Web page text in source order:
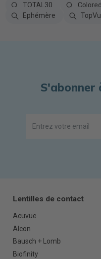
TOTAL30
Colored
Ephémère
Lentilles de contact
Acuvue
Alcon
Bausch + Lomb
Biofinity